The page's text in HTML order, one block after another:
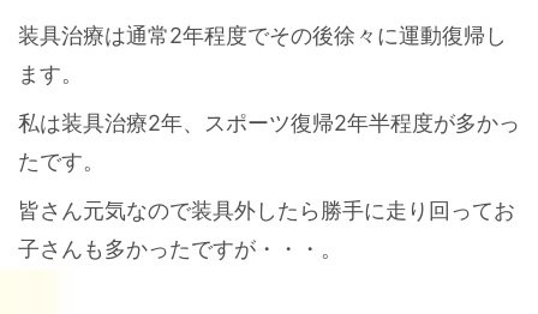
装具治療は通常2年程度でその後徐々に運動復帰し
ます。
私は装具治療2年、スポーツ復帰2年半程度が多かっ
たです。
皆さん元気なので装具外したら勝手に走り回ってお
子さんも多かったですが・・・。